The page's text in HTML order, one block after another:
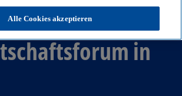
dem
in
Alle Cookies akzeptieren